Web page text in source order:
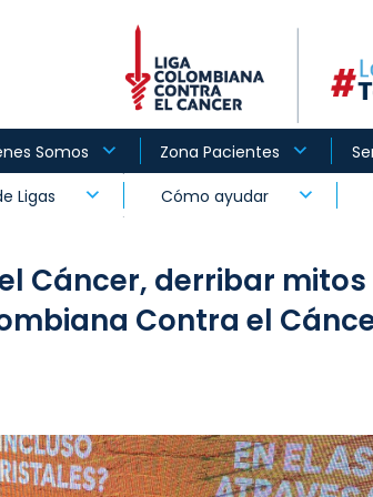
Somos Zona Pacientes
Ligas
Cómo ayudar
Cáncer, derribar
Contra el